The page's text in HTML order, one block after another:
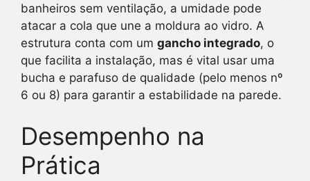
banheiros sem ventilação, a umidade pode
atacar a cola que une a moldura ao vidro. A
estrutura conta com um gancho integrado, o
que facilita a instalação, mas é vital usar uma
bucha e parafuso de qualidade (pelo menos nº
6 ou 8) para garantir a estabilidade na parede.
Desempenho na
Prática